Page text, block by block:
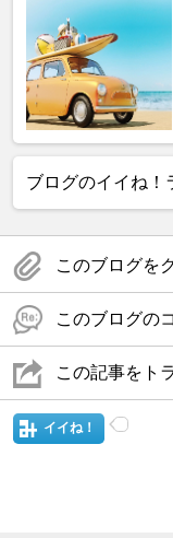
ブログのイイね！
このブログを
このブログの
この記事をト
イイね！